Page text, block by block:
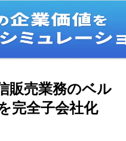
販売業務のベル
完全子会社化